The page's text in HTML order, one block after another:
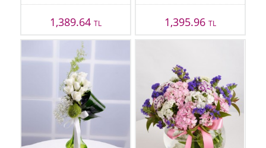
1,389.64TL 1,395.96 TL